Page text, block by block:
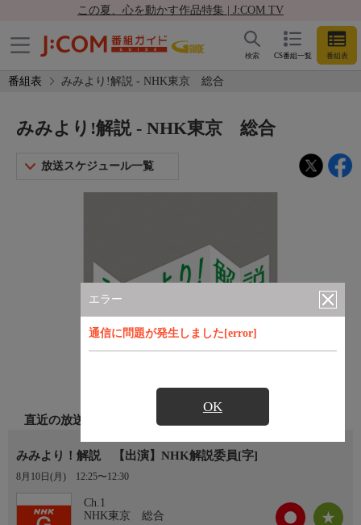
この夏、心を動かす作品特集 | J:COM TV
CS番組一覧 番組表
検索
番組表 みみより!解説 - NHK東京 総合
エラー
通信に問題が発生しました[error]
OK
みみより!解説 - NHK東京 総合
放送スケジュール一覧
直近の放送
みみより！解説 【出演】NHK解説委員[字]
8月10日(月) 12:25〜12:30
Ch.1
NHK東京 総合